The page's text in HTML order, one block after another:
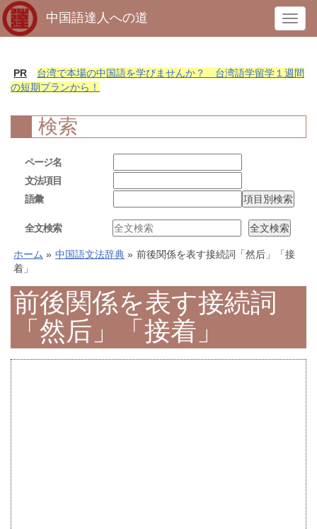
T
o
g
n
a
a
t
i
o
中国語達人への道
PR
台湾で本場の中国語を学びませんか？ 台湾語学留学１週間
の短期プランから！
検索
ページ名
文法項目
語彙
全文検索
ホーム » 中国語文法辞典 » 前後関係を表す接続詞「然后」「接
着」
前後関係を表す接続詞
「然后」「接着」